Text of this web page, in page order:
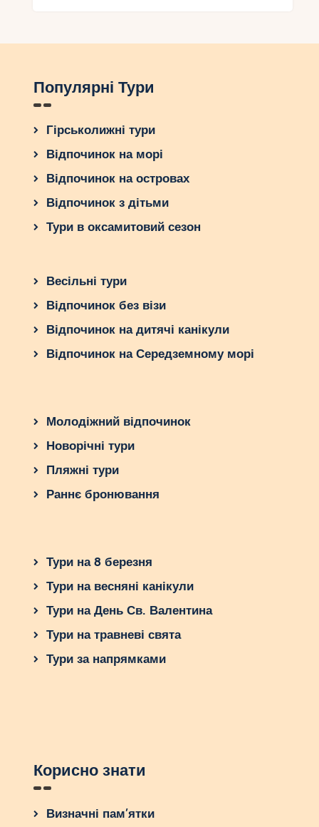
Популярні Тури
Гірськолижні тури
Відпочинок на морі
Відпочинок на островах
Відпочинок з дітьми
Тури в оксамитовий сезон
Весільні тури
Відпочинок без візи
Відпочинок на дитячі канікули
Відпочинок на Середземному морі
Молодіжний відпочинок
Новорічні тури
Пляжні тури
Раннє бронювання
Тури на 8 березня
Тури на весняні канікули
Тури на День Св. Валентина
Тури на травневі свята
Тури за напрямками
Корисно знати
Визначні пам’ятки